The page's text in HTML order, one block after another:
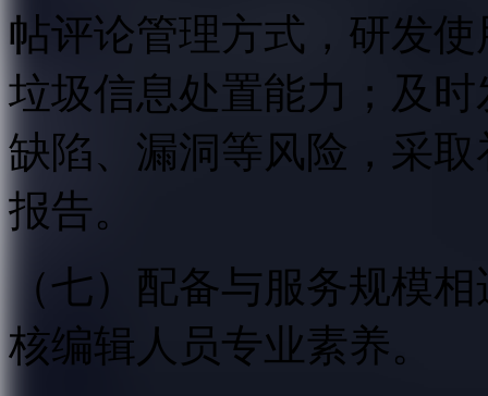
帖评论管理方式，研发
垃圾信息处置能力；及
缺陷、漏洞等风险，采
报告。
（七）配备与服务规模
核编辑人员专业素养。